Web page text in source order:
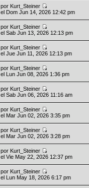
por Kurt_Steiner
el Dom Jun 14, 2026 12:42 pm
por Kurt_Steiner
el Sab Jun 13, 2026 12:13 pm
por Kurt_Steiner
el Jue Jun 11, 2026 12:13 pm
por Kurt_Steiner
el Lun Jun 08, 2026 1:36 pm
por Kurt_Steiner
el Sab Jun 06, 2026 11:16 am
por Kurt_Steiner
el Mar Jun 02, 2026 3:35 pm
por Kurt_Steiner
el Mar Jun 02, 2026 3:28 pm
por Kurt_Steiner
el Vie May 22, 2026 12:37 pm
por Kurt_Steiner
el Lun May 18, 2026 6:17 pm